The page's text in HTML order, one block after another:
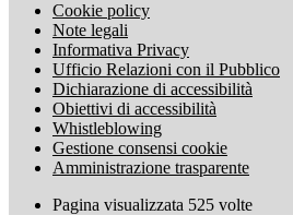
Cookie policy
Note legali
Informativa Privacy
Ufficio Relazioni con il Pubblico
Dichiarazione di accessibilità
Obiettivi di accessibilità
Whistleblowing
Gestione consensi cookie
Amministrazione trasparente
Pagina visualizzata 525 volte